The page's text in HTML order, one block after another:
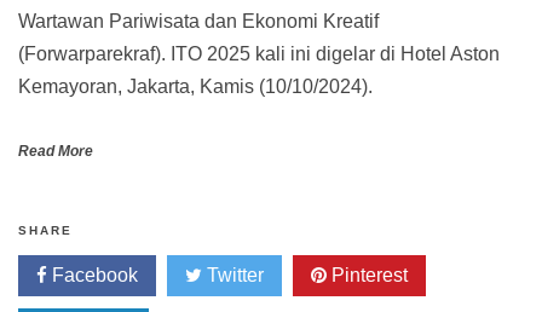
Wartawan Pariwisata dan Ekonomi Kreatif
(Forwarparekraf). ITO 2025 kali ini digelar di Hotel Aston
Kemayoran, Jakarta, Kamis (10/10/2024).
Read More
SHARE
Facebook Twitter Pinterest